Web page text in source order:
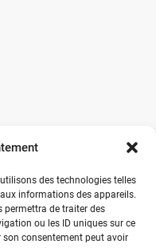
des technologies telles
informations des appareils.
permettra de traiter des
ou les ID uniques sur ce
son consentement peut avoir